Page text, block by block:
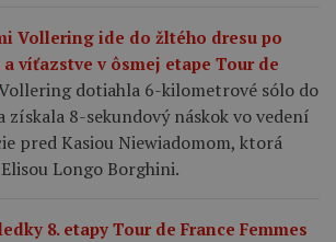
Vollering ide do žltého dresu po
víťazstve v ôsmej etape Tour de
dotiahla 6-kilometrové sólo do
získala 8-sekundový náskok vo vedení
pred Kasiou Niewiadomom, ktorá
Longo Borghini.
8. etapy Tour de France Femmes